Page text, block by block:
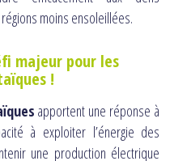
moins ensoleillées.
majeur pour les
!
apportent une réponse à
à exploiter l’énergie des
une production électrique